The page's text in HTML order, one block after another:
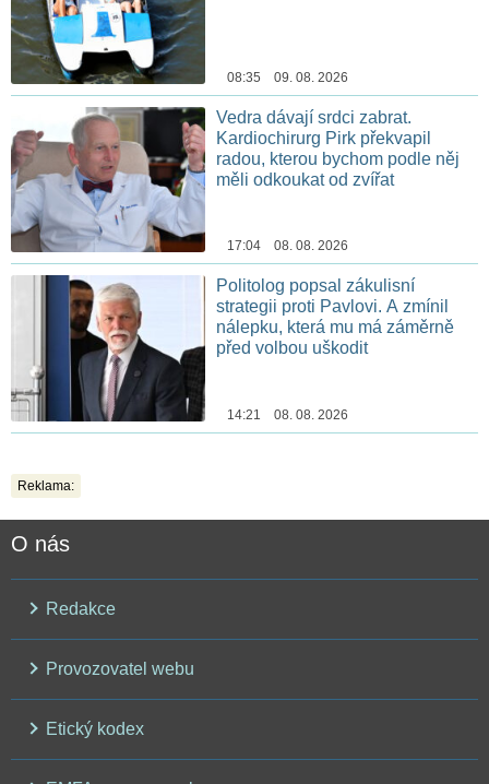
08:35 09. 08. 2026
Vedra dávají srdci zabrat.
Kardiochirurg Pirk překvapil
radou, kterou bychom podle něj
měli odkoukat od zvířat
17:04 08. 08. 2026
Politolog popsal zákulisní
strategii proti Pavlovi. A zmínil
nálepku, která mu má záměrně
před volbou uškodit
14:21 08. 08. 2026
Reklama:
O nás
Redakce
Provozovatel webu
Etický kodex